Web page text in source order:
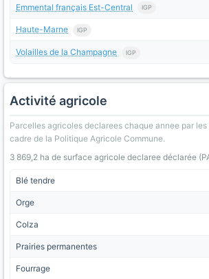
Emmental français Est-Central IGP
Haute-Marne IGP
Volailles de la Champagne IGP
Activité agricole
Parcelles agricoles declarees chaque annee par
cadre de la Politique Agricole Commune.
3 869,2 ha de surface agricole declaree déclarée
Blé tendre
Orge
Colza
Prairies permanentes
Fourrage